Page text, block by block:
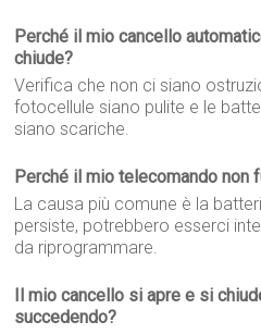
Perché il mio cancello
chiude?
Verifica che non ci siano
fotocellule siano pulite e le
siano scariche.
Perché il mio telecomando non
La causa più comune è la
persiste, potrebbero esserci
da riprogrammare.
Il mio cancello si apre e si
succedendo?